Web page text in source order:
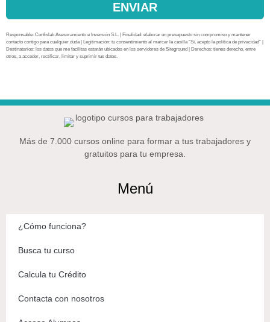
ENVIAR
Responsable: Confislab Asesoramiento e Inversión S.L. | Finalidad: elaborar un presupuesto sin compromiso y mantener
contacto contigo para cualquier duda | Legitimación: tu consentimiento al marcar la casilla “Sí, acepto la política de privacidad” |
Destinatarios: los datos que me facilitas estarán ubicados en los servidores de Siteground | Derechos: tienes derecho, entre
otros, a acceder, rectificar, limitar y suprimir tus datos.
Más de 7.000 cursos online para formar a tus trabajadores y
gratuitos para tu empresa.
Menú
¿Cómo funciona?
Busca tu curso
Calcula tu Crédito
Contacta con nosotros